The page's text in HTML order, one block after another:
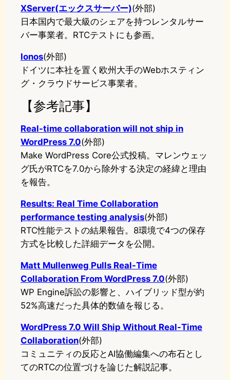
XServer(エックスサーバー)(外部)
日本国内で最大級のシェアを持つレンタルサー
バー事業者。RTCテストにも参画。
Ionos(外部)
ドイツに本社を置く欧州大手のWebホスティン
グ・クラウドサービス事業者。
【参考記事】
Real-time collaboration will not ship in
WordPress 7.0(外部)
Make WordPress Core公式投稿。マレンウェッ
グ氏がRTCを7.0から除外する決定の経緯と理由
を報告。
Results: Real Time Collaboration
performance testing analysis(外部)
RTC性能テストの結果報告。8環境で4つの保存
方式を比較した詳細データを公開。
Matt Mullenweg Pulls Real-Time
Collaboration From WordPress 7.0(外部)
WP Engine訴訟の影響と、ハイブリッド型が約
52%高速だった具体的数値を報じる。
WordPress 7.0 Will Ship Without Real-Time
Collaboration(外部)
コミュニティの反応とAI協働編集への布石とし
てのRTCの位置づけを論じた解説記事。